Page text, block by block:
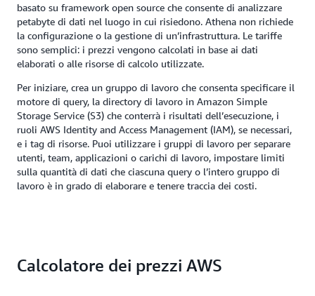
basato su framework open source che consente di analizzare
petabyte di dati nel luogo in cui risiedono. Athena non richiede
la configurazione o la gestione di un’infrastruttura. Le tariffe
sono semplici: i prezzi vengono calcolati in base ai dati
elaborati o alle risorse di calcolo utilizzate.
Per iniziare, crea un gruppo di lavoro che consenta specificare il
motore di query, la directory di lavoro in Amazon Simple
Storage Service (S3) che conterrà i risultati dell’esecuzione, i
ruoli AWS Identity and Access Management (IAM), se necessari,
e i tag di risorse. Puoi utilizzare i gruppi di lavoro per separare
utenti, team, applicazioni o carichi di lavoro, impostare limiti
sulla quantità di dati che ciascuna query o l’intero gruppo di
lavoro è in grado di elaborare e tenere traccia dei costi.
Calcolatore dei prezzi AWS